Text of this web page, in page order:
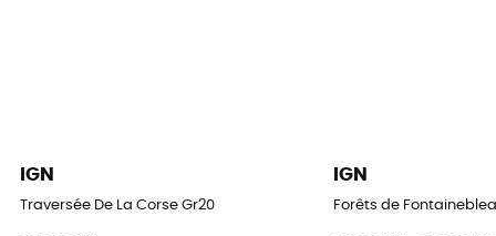
IGN
Traversée De La Corse Gr20
IGN
Forêts de